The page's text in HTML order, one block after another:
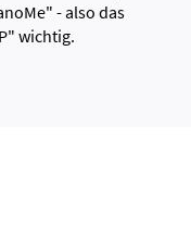
- also das
wichtig.